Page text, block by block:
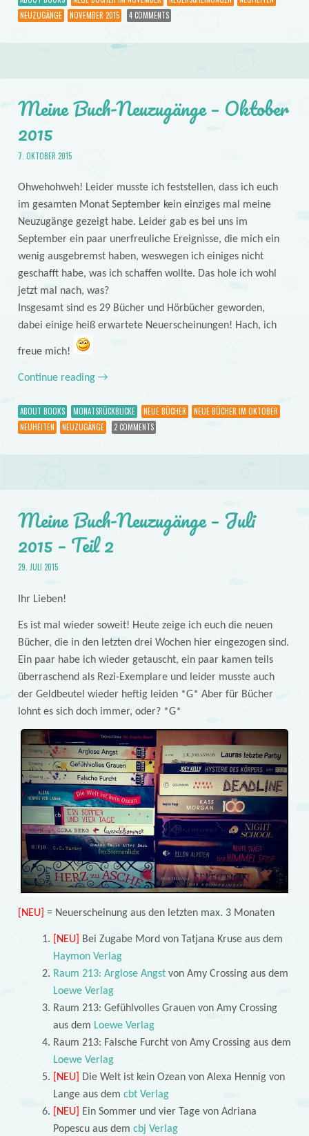
NEUZUGÄNGE
NOVEMBER 2015 4 COMMENTS
Meine Buch-Neuzugänge – Oktober
2015
7. OKTOBER 2015
Ohwehohweh! Leider musste ich feststellen, dass ich euch
im gesamten Monat September kein einziges mal meine
Neuzugänge gezeigt habe. Leider gab es bei uns im
September ein paar unerfreuliche Ereignisse, die mich ein
wenig ausgebremst haben, weswegen ich einiges nicht
geschafft habe, was ich schaffen wollte. Das hole ich wohl
jetzt mal nach, was?
Insgesamt sind es 29 Bücher und Hörbücher geworden,
dabei einige heiß erwartete Neuerscheinungen! Hach, ich
freue mich!
Continue reading →
ABOUT BOOKS MONATSRÜCKBLICKE NEUE BÜCHER
NEUE BÜCHER IM OKTOBER
NEUHEITEN
NEUZUGÄNGE 2 COMMENTS
Meine Buch-Neuzugänge – Juli
2015 – Teil 2
29. JULI 2015
Ihr Lieben!
Es ist mal wieder soweit! Heute zeige ich euch die neuen
Bücher, die in den letzten drei Wochen hier eingezogen sind.
Ein paar habe ich wieder getauscht, ein paar kamen teils
überraschend als Rezi-Exemplare und leider musste auch
der Geldbeutel wieder heftig leiden *G* Aber für Bücher
lohnt es sich doch immer, oder? *G*
[NEU] = Neuerscheinung aus den letzten max. 3 Monaten
[NEU]
Bei Zugabe Mord von Tatjana Kruse aus dem
Haymon Verlag
Raum 213: Arglose Angstvon Amy Crossing aus dem
Loewe Verlag
Raum 213: Gefühlvolles Grauen von Amy Crossing
aus dem Loewe Verlag
Raum 213: Falsche Furcht von Amy Crossing aus dem
Loewe Verlag
[NEU]
Die Welt ist kein Ozean von Alexa Hennig von
Lange aus dem cbt Verlag
[NEU]
Ein Sommer und vier Tage von Adriana
Popescu aus dem cbj Verlag